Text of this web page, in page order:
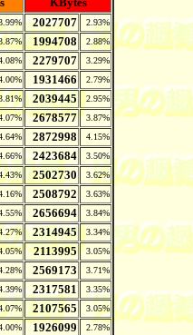
2027707 2.93%
1994708 2.88%
2279707 3.29%
1931466 2.79%
2039445 2.95%
2678577 3.87%
2872998 4.15%
2423684 3.50%
2502730 3.62%
2508792 3.63%
2656694 3.84%
2314945 3.34%
2113995 3.05%
2569173 3.71%
2317581 3.35%
2107565 3.05%
1926099 2.78%